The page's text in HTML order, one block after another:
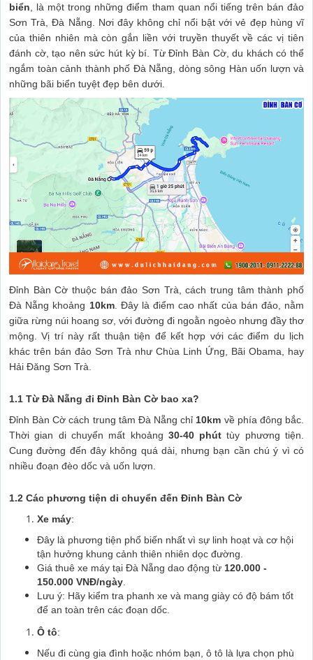
biển , là một trong những điểm tham quan nổi tiếng trên bán đảo
Sơn Trà, Đà Nẵng. Nơi đây không chỉ nổi bật với vẻ đẹp hùng vĩ
của thiên nhiên mà còn gắn liền với truyền thuyết về các vị tiên
đánh cờ, tạo nên sức hút kỳ bí. Từ Đỉnh Bàn Cờ, du khách có thể
ngắm toàn cảnh thành phố Đà Nẵng, dòng sông Hàn uốn lượn và
những bãi biển tuyệt đẹp bên dưới.
Đỉnh Bàn Cờ thuộc bán đảo Sơn Trà, cách trung tâm thành phố
Đà Nẵng khoảng 10km. Đây là điểm cao nhất của bán đảo, nằm
giữa rừng núi hoang sơ, với đường đi ngoằn ngoèo nhưng đầy thơ
mộng. Vị trí này rất thuận tiện để kết hợp với các điểm du lịch
khác trên bán đảo Sơn Trà như Chùa Linh Ứng, Bãi Obama, hay
Hải Đăng Sơn Trà.
1.1 Từ Đà Nẵng đi Đỉnh Bàn Cờ bao xa?
Đỉnh Bàn Cờ cách trung tâm Đà Nẵng chỉ 10km về phía đông bắc.
Thời gian di chuyển mất khoảng 30-40 phút tùy phương tiện.
Cung đường đến đây không quá dài, nhưng bạn cần chú ý vì có
nhiều đoạn đèo dốc và uốn lượn.
1.2 Các phương tiện di chuyển đến Đỉnh Bàn Cờ
Xe máy:
Đây là phương tiện phổ biến nhất vì sự linh hoạt và cơ hội
tận hưởng khung cảnh thiên nhiên dọc đường.
Giá thuê xe máy tại Đà Nẵng dao động từ 120.000 -
150.000 VNĐ/ngày
Lưu ý: Hãy kiểm tra phanh xe và mang giày có độ bám tốt
để an toàn trên các đoạn dốc.
Ô tô:
Nếu đi cùng gia đình hoặc nhóm bạn, ô tô là lựa chọn phù